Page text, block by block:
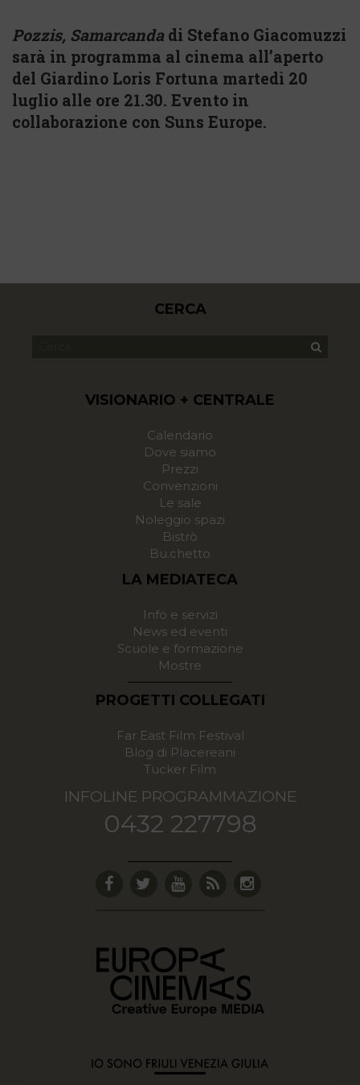
Pozzis, Samarcanda di Stefano Giacomuzzi
sarà in programma al cinema all’aperto
del Giardino Loris Fortuna martedì 20
luglio alle ore 21.30. Evento in
collaborazione con Suns Europe.
CERCA
VISIONARIO + CENTRALE
Calendario
Dove siamo
Prezzi
Convenzioni
Le sale
Noleggio spazi
Bistrò
Bu.chetto
LA MEDIATECA
Info e servizi
News ed eventi
Scuole e formazione
Mostre
PROGETTI COLLEGATI
Far East Film Festival
Blog di Placereani
Tucker Film
INFOLINE PROGRAMMAZIONE
0432 227798